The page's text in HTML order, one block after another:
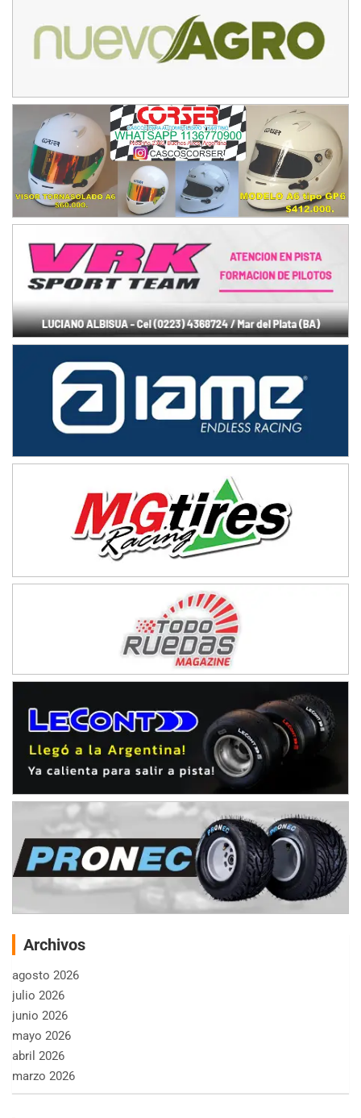
Archivos
agosto 2026
julio 2026
junio 2026
mayo 2026
abril 2026
marzo 2026